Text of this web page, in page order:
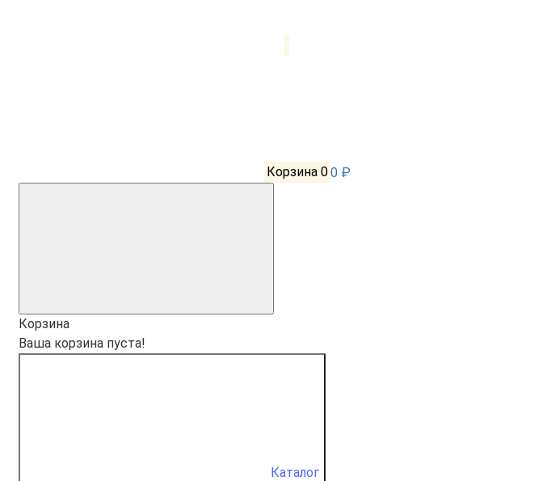
Корзина 00 ₽
Корзина
Ваша корзина пуста!
Каталог